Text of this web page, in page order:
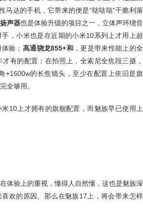
马达的手机，它带来的便是“哒哒哒”干脆利落
声器也是体验升级的项目之一，立体声环绕音
，小米也是在近期的小米10系列上才用上超
验； 高通骁龙855+和，更是带来性能上的全
有的配置；在拍照上，全索尼全焦段三摄，
+1600w的长焦镜头，至少在配置上依旧是旗
全够用。
10上才拥有的旗舰配置，而魅族早已使用上
体验上的重视，懂得人自然懂，这也是魅族深
欢的原因。那么在魅族17上，将会带来怎样